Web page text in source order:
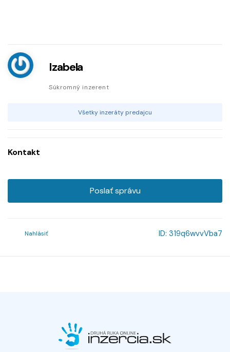
Izabela
Súkromný inzerent
Všetky inzeráty predajcu
Kontakt
Poslať správu
Nahlásiť ID: 319q6wvvVba7